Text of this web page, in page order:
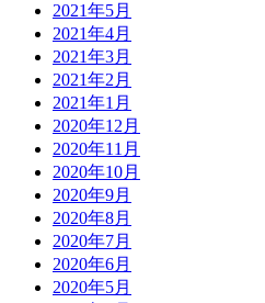
2021年5月
2021年4月
2021年3月
2021年2月
2021年1月
2020年12月
2020年11月
2020年10月
2020年9月
2020年8月
2020年7月
2020年6月
2020年5月